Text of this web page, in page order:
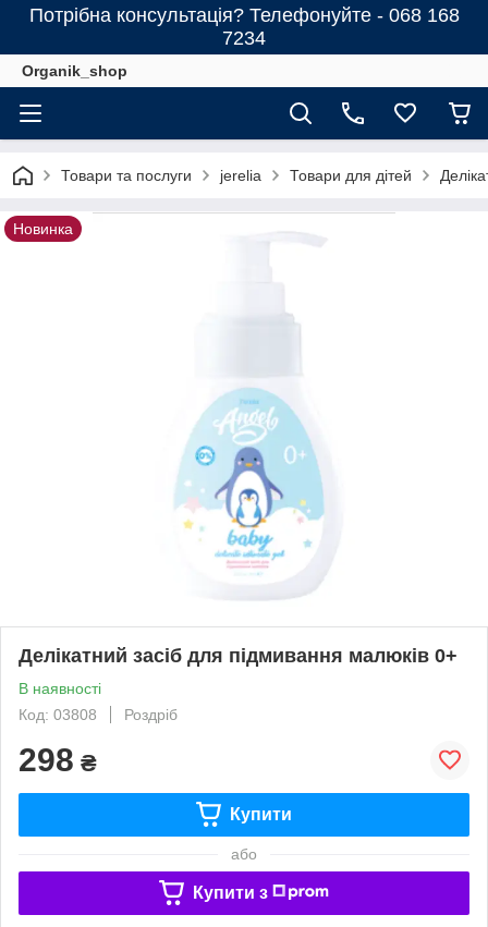
Потрібна консультація? Телефонуйте - 068 168
7234
Organik_shop
Товари та послуги jerelia Товари для дітей
Новинка
Делікатний засіб для підмивання малюків 0+
В наявності
Код: 03808
Роздріб
298 ₴
Купити
або
Купити з